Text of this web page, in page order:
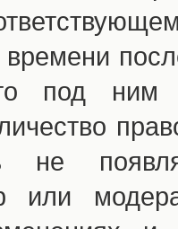
времени
под ним
не
или